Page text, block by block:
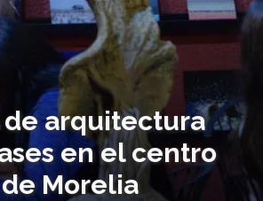
arquitectura
en el centro
Morelia